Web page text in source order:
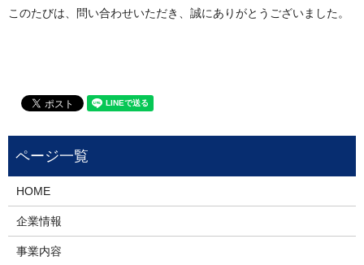
このたびは、問い合わせいただき、誠にありがとうございました。
HOME
企業情報
事業内容